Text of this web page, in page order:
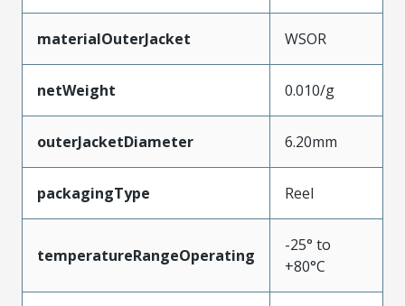
materialOuterJacket WSOR
netWeight 0.010/g
outerJacketDiameter 6.20mm
packagingType Reel
temperatureRangeOperating
-25° to
+80°C